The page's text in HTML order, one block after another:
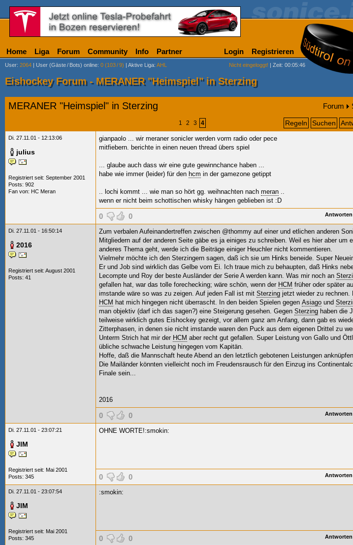
Home Liga Forum Community Info Partner Login Registrieren
User: 2064 | User (Gäste/ Bots) online: 0 (103/9) | Aktive Liga: AHL Nicht eingeloggt! | Zeit: 00:05:46
Eishockey Forum - MERANER "Heimspiel" in Sterzing
MERANER "Heimspiel" in Sterzing Forum
1 2 3 4 Regeln Suchen
Di. 27.11.01 - 12:13:06
julius
Registriert seit: September 2001
Posts: 902
Fan von: HC Meran
gianpaolo ... wir meraner sonicler werden vorm radio oder pece
mitfiebern. berichte in einen neuen thread übers spiel
... glaube auch dass wir eine gute gewinnchance haben ...
habe wie immer (leider) für den hcm in der gamezone getippt
.. lochi kommt ... wie man so hört gg. weihnachten nach meran ..
wenn er nicht beim schottischen whisky hängen geblieben ist :D
0 0 Antworten
Di. 27.11.01 - 16:50:14
2016
Registriert seit: August 2001
Posts: 41
Zum verbalen Aufeinandertreffen zwischen @thommy auf einer und etlichen anderen
Mitgliedern auf der anderen Seite gäbe es ja einiges zu schreiben. Weil es hier aber um
anderes Thema geht, werde ich die Beiträge einiger Heuchler nicht kommentieren.
Vielmehr möchte ich den Sterzingern sagen, daß ich sie um Hinks beneide. Super
Er und Job sind wirklich das Gelbe vom Ei. Ich traue mich zu behaupten, daß Hinks
Lecompte und Roy der beste Ausländer der Serie A werden kann. Was mir noch an
gefallen hat, war das tolle forechecking; wäre schön, wenn der HCM früher oder später
imstande wäre so was zu zeigen. Auf jeden Fall ist mit Sterzing jetzt wieder zu rechnen.
HCM hat mich hingegen nicht überrascht. In den beiden Spielen gegen Asiago und
man objektiv (darf ich das sagen?) eine Steigerung gesehen. Gegen Sterzing haben die
teilweise wirklich gutes Eishockey gezeigt, vor allem ganz am Anfang, dann gab es
Zitterphasen, in denen sie nicht imstande waren den Puck aus dem eigenen Drittel zu
Unterm Strich hat mir der HCM aber recht gut gefallen. Super Leistung von Gallo und
übliche schwache Leistung hingegen vom Kapitän.
Hoffe, daß die Mannschaft heute Abend an den letztlich gebotenen Leistungen
Die Mailänder könnten vielleicht noch im Freudensrausch für den Einzug ins
Finale sein...
2016
0 0 Antworten
Di. 27.11.01 - 23:07:21
JIM
Registriert seit: Mai 2001
Posts: 345
OHNE WORTE!:smokin:
0 0 Antworten
Di. 27.11.01 - 23:07:54
JIM
Registriert seit: Mai 2001
Posts: 345
:smokin:
0 0 Antworten